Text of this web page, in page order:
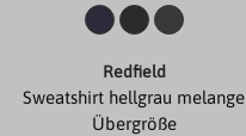
Redfield
Sweatshirt hellgrau melange
Übergröße